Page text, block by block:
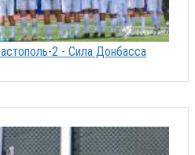
2 - Сила Донбасса